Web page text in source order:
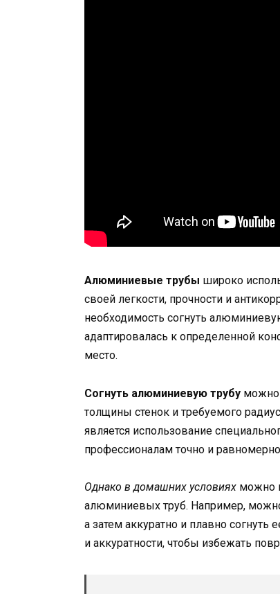
Алюминиевые трубы широко
своей легкости, прочности и
необходимость согнуть
адаптировалась к определенной
место.
Согнуть алюминиевую трубу можно
толщины стенок и требуемого
является использование
профессионалам точно и
Однако в домашних условиях можно
алюминиевых труб. Например,
а затем аккуратно и плавно согнуть
и аккуратности, чтобы избежать